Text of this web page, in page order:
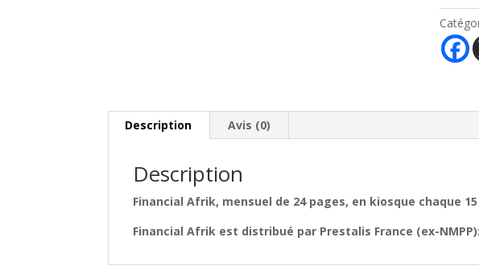
Description Avis (0)
Description
Financial Afrik, mensuel de 24 pages, en kiosque chaque
Financial Afrik est distribué par Prestalis France (ex-